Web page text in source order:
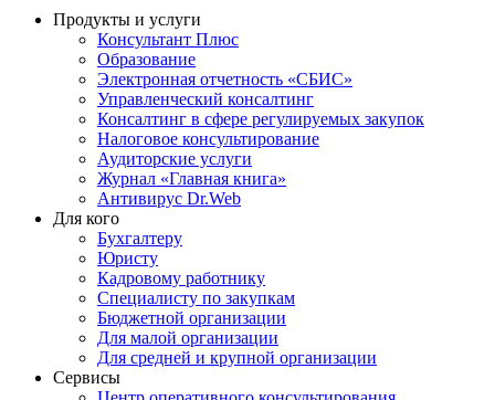
Продукты и услуги
Консультант Плюс
Образование
Электронная отчетность «СБИС»
Управленческий консалтинг
Консалтинг в сфере регулируемых закупок
Налоговое консультирование
Аудиторские услуги
Журнал «Главная книга»
Антивирус Dr.Web
Для кого
Бухгалтеру
Юристу
Кадровому работнику
Специалисту по закупкам
Бюджетной организации
Для малой организации
Для средней и крупной организации
Сервисы